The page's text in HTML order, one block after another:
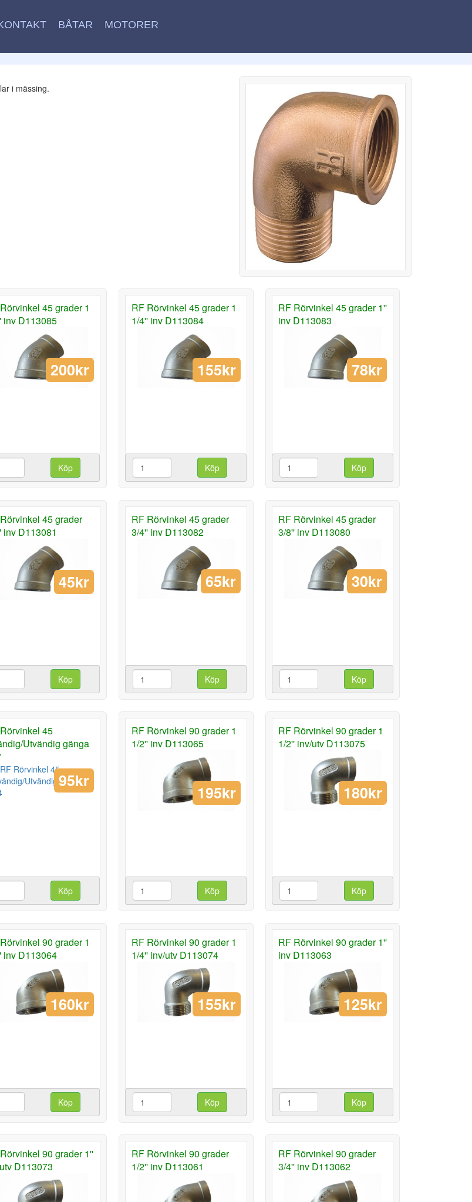
BÅTAR MOTORER
i mässing.
45 grader 1
inv D113085
200kr
Köp
RF Rörvinkel 45 grader 1
1/4'' inv D113084
155kr
Köp
RF Rörvinkel 45 grader 1''
inv D113083
78kr
Köp
45 grader
inv D113081
45kr
Köp
RF Rörvinkel 45 grader
3/4'' inv D113082
65kr
Köp
RF Rörvinkel 45 grader
3/8'' inv D113080
30kr
Köp
45
Utvändig gänga
95kr
Köp
RF Rörvinkel 90 grader 1
1/2'' inv D113065
195kr
Köp
RF Rörvinkel 90 grader 1
1/2'' inv/utv D113075
180kr
Köp
90 grader 1
inv D113064
160kr
Köp
RF Rörvinkel 90 grader 1
1/4'' inv/utv D113074
155kr
Köp
RF Rörvinkel 90 grader 1''
inv D113063
125kr
Köp
90 grader 1''
D113073
RF Rörvinkel 90 grader
1/2'' inv D113061
RF Rörvinkel 90 grader
3/4'' inv D113062